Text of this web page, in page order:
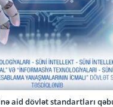
aid dövlət standartları